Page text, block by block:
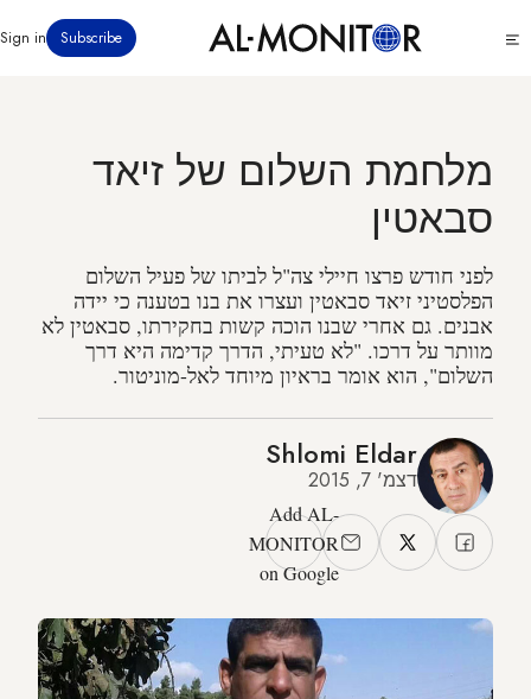
לתוכן
Subscribe
Sign in
מלחמת השלום של זיאד
סבאטין
לפני חודש פרצו חיילי צה"ל לביתו של פעיל השלום
הפלסטיני זיאד סבאטין ועצרו את בנו בטענה כי יידה
אבנים. גם אחרי שבנו הוכה קשות בחקירתו, סבאטין לא
מוותר על דרכו. "לא טעיתי, הדרך קדימה היא דרך
השלום", הוא אומר בראיון מיוחד לאל-מוניטור.
Shlomi Eldar
דצמ' 7, 2015
Add AL-
MONITOR
on Google